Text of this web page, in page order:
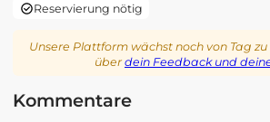
Reservierung nötig
Unsere Plattform wächst noch von Tag zu
überdein Feedback und
Kommentare